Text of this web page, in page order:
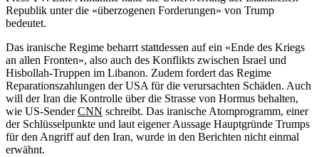
Republik unter die «überzogenen Forderungen» von Trump
bedeutet.
Das iranische Regime beharrt stattdessen auf ein «Ende des Kriegs
an allen Fronten», also auch des Konflikts zwischen Israel und
Hisbollah-Truppen im Libanon. Zudem fordert das Regime
Reparationszahlungen der USA für die verursachten Schäden. Auch
will der Iran die Kontrolle über die Strasse von Hormus behalten,
wie US-SenderCNN schreibt. Das iranische Atomprogramm, einer
der Schlüsselpunkte und laut eigener Aussage Hauptgründe Trumps
für den Angriff auf den Iran, wurde in den Berichten nicht einmal
erwähnt.